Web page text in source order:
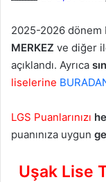
2025-2026 dönem
MERKEZ ve diğer
açıklandı. Ayrıca
liselerine
LGS Puanlarınızı
puanınıza uygun
Uşak Lise